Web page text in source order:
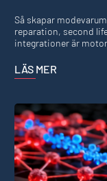
Så skapar
reparation, second
integrationer är
LÄS MER